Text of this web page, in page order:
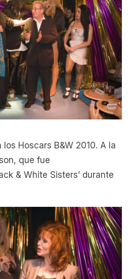
Hoscars B&W 2010. A la
que fue
& White Sisters’ durante